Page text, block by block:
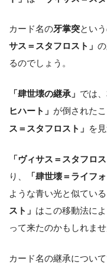
カード名の牙掌突とい
サス＝スタフロスト」
るのでしょう。
「肆世壊の継承」 では
ヒハート」 が倒された
ス＝スタフロスト」 を
「ヴィサス＝スタフロス
り、
「肆世壊＝ライフォ
ような青い光と似ている
スト」 はこの移動法に
って来たのかもしれませ
カード名の継承につい